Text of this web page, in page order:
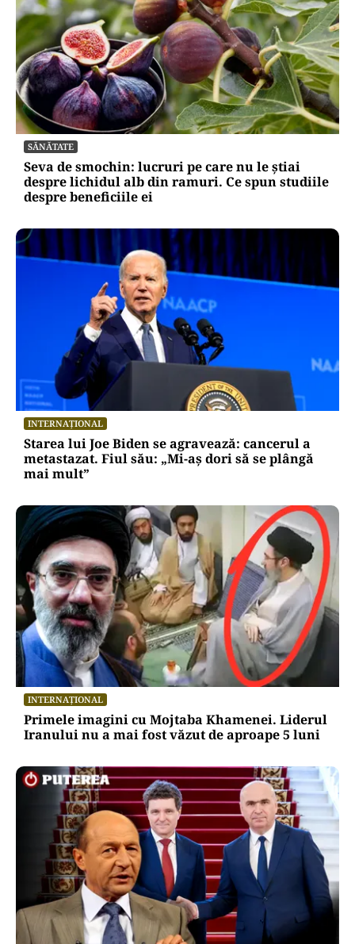
ACTUALITATE
Ambulanță atacată în Cluj de un grup înarmat
cu topoare. Șoferul, operat de urgență după ce
i-a intrat sticlă în ochi
SĂNĂTATE
Seva de smochin: lucruri pe care nu le știai
despre lichidul alb din ramuri. Ce spun studiile
despre beneficiile ei
INTERNAȚIONAL
Starea lui Joe Biden se agravează: cancerul a
metastazat. Fiul său: „Mi-aș dori să se plângă
mai mult”
INTERNAȚIONAL